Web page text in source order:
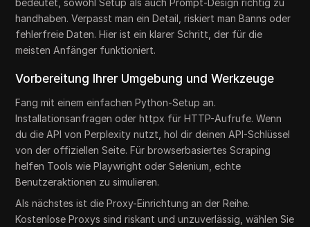
bedeutet, sowohl Setup als auch Prompt-Design richtig zu
handhaben. Verpasst man ein Detail, riskiert man Banns oder
fehlerfreie Daten. Hier ist ein klarer Schritt, der für die
meisten Anfänger funktioniert.
Vorbereitung Ihrer Umgebung und Werkzeuge
Fang mit einem einfachen Python-Setup an.
Installationsanfragen oder httpx für HTTP-Aufrufe. Wenn
du die API von Perplexity nutzt, hol dir deinen API-Schlüssel
von der offiziellen Seite. Für browserbasiertes Scraping
helfen Tools wie Playwright oder Selenium, echte
Benutzeraktionen zu simulieren.
Als nächstes ist die Proxy-Einrichtung an der Reihe.
Kostenlose Proxys sind riskant und unzuverlässig, wählen Sie